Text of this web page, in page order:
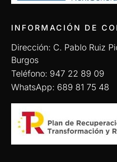
INFORMACIÓN DE
Dirección: C. Pablo Ruiz
Burgos
Teléfono: 947 22 89 09
WhatsApp: 689 81 75 48